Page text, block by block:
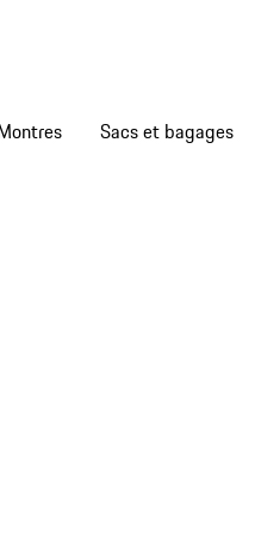
Sacs et bagages